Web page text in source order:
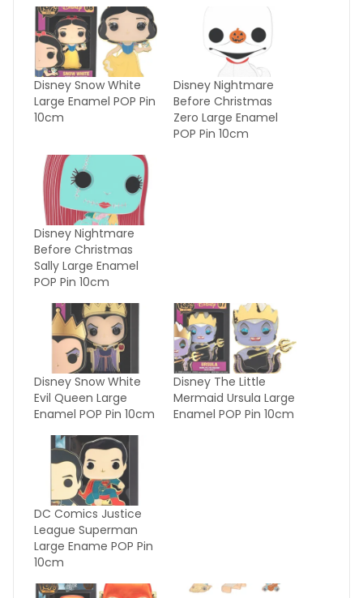
Disney Snow White
Large Enamel POP Pin
10cm
Disney Nightmare
Before Christmas
Zero Large Enamel
POP Pin 10cm
Disney Nightmare
Before Christmas
Sally Large Enamel
POP Pin 10cm
Disney Snow White
Evil Queen Large
Enamel POP Pin 10cm
Disney The Little
Mermaid Ursula Large
Enamel POP Pin 10cm
DC Comics Justice
League Superman
Large Ename POP Pin
10cm